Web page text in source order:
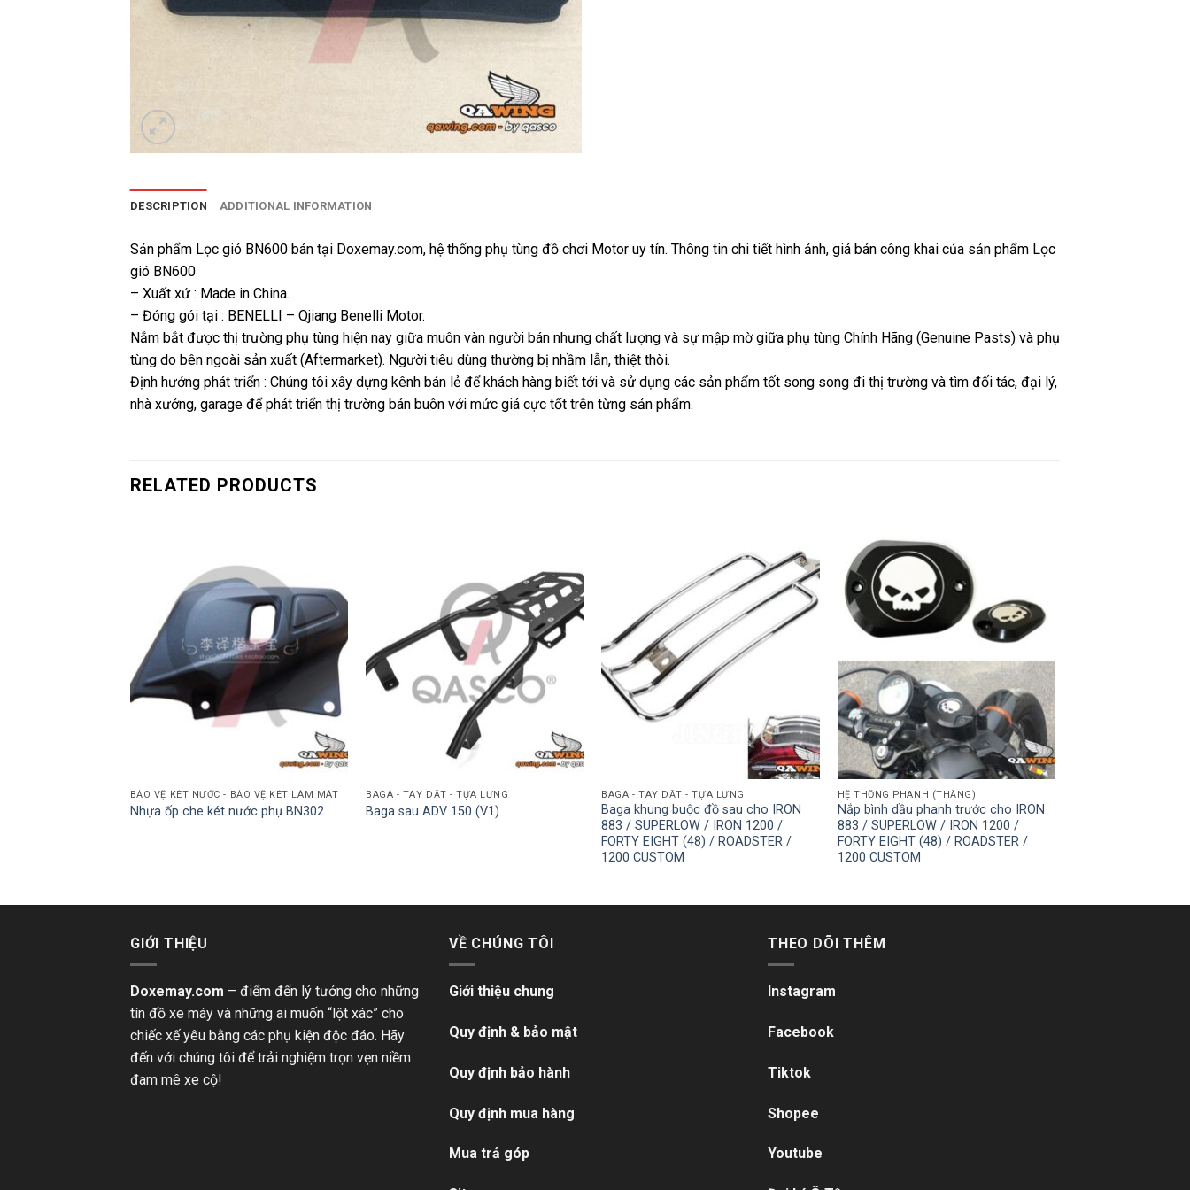
DESCRIPTION ADDITIONAL INFORMATION
Sản phẩm Lọc gió BN600 bán tại Doxemay.com, hệ thống phụ tùng đồ chơi Motor uy tín. Thông tin chi tiết hình ảnh, giá bán công khai của sản phẩm Lọc
gió BN600
– Xuất xứ : Made in China.
– Đóng gói tại : BENELLI – Qjiang Benelli Motor.
Nắm bắt được thị trường phụ tùng hiện nay giữa muôn vàn người bán nhưng chất lượng và sự mập mờ giữa phụ tùng Chính Hãng (Genuine Pasts) và phụ
tùng do bên ngoài sản xuất (Aftermarket). Người tiêu dùng thường bị nhầm lẫn, thiệt thòi.
Định hướng phát triển : Chúng tôi xây dựng kênh bán lẻ để khách hàng biết tới và sử dụng các sản phẩm tốt song song đi thị trường và tìm đối tác, đại lý,
nhà xưởng, garage để phát triển thị trường bán buôn với mức giá cực tốt trên từng sản phẩm.
RELATED PRODUCTS
BẢO VỆ KÉT NƯỚC - BẢO VỆ KÉT LÀM MÁT
Nhựa ốp che két nước phụ BN302
BAGA - TAY DẮT - TỰA LƯNG
Baga sau ADV 150 (V1)
BAGA - TAY DẮT - TỰA LƯNG
Baga khung buộc đồ sau cho IRON
883 / SUPERLOW / IRON 1200 /
FORTY EIGHT (48) / ROADSTER /
1200 CUSTOM
HỆ THỐNG PHANH (THẮNG)
Nắp bình dầu phanh trước cho IRON
883 / SUPERLOW / IRON 1200 /
FORTY EIGHT (48) / ROADSTER /
1200 CUSTOM
GIỚI THIỆU
Doxemay.com – điểm đến lý tưởng cho những
tín đồ xe máy và những ai muốn “lột xác” cho
chiếc xế yêu bằng các phụ kiện độc đáo. Hãy
đến với chúng tôi để trải nghiệm trọn vẹn niềm
đam mê xe cộ!
VỀ CHÚNG TÔI
Giới thiệu chung
Quy định & bảo mật
Quy định bảo hành
Quy định mua hàng
Mua trả góp
THEO DÕI THÊM
Instagram
Facebook
Tiktok
Shopee
Youtube